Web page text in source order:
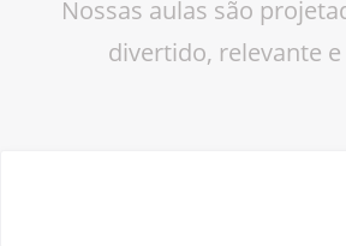
Nossas aulas são
divertido, relevante